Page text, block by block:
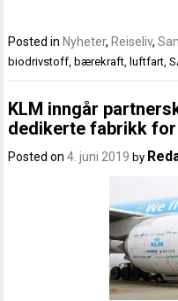
Posted in Nyheter, Reiseliv,
biodrivstoff, bærekraft, luftfart,
KLM inngår
dedikerte fabrikk
Posted on4. juni 2019 by